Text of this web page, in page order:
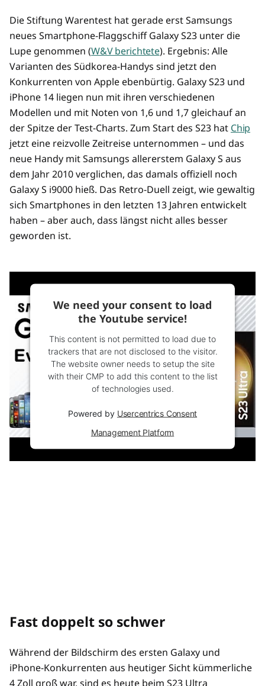
Die Stiftung Warentest hat gerade erst Samsungs
neues Smartphone-Flaggschiff Galaxy S23 unter die
Lupe genommen (W&V berichtete). Ergebnis: Alle
Varianten des Südkorea-Handys sind jetzt den
Konkurrenten von Apple ebenbürtig. Galaxy S23 und
iPhone 14 liegen nun mit ihren verschiedenen
Modellen und mit Noten von 1,6 und 1,7 gleichauf an
der Spitze der Test-Charts. Zum Start des S23 hat Chip
jetzt eine reizvolle Zeitreise unternommen – und das
neue Handy mit Samsungs allererstem Galaxy S aus
dem Jahr 2010 verglichen, das damals offiziell noch
Galaxy S i9000 hieß. Das Retro-Duell zeigt, wie gewaltig
sich Smartphones in den letzten 13 Jahren entwickelt
haben – aber auch, dass längst nicht alles besser
geworden ist.
We need your consent to load
the Youtube service!
This content is not permitted to load due to
trackers that are not disclosed to the visitor.
The website owner needs to setup the site
with their CMP to add this content to the list
of technologies used.
Powered by Usercentrics Consent
Management Platform
Fast doppelt so schwer
Während der Bildschirm des ersten Galaxy und
iPhone-Konkurrenten aus heutiger Sicht kümmerliche
4 Zoll groß war, sind es heute beim S23 Ultra